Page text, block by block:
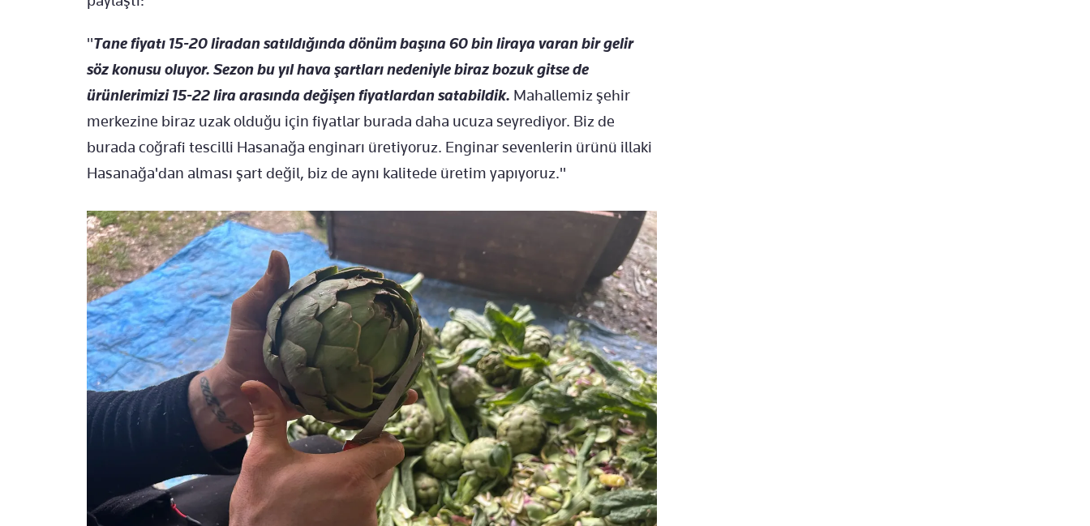
"Tane fiyatı 15-20 liradan satıldığında dönüm başına 60 bin liraya varan bir gelir
söz konusu oluyor. Sezon bu yıl hava şartları nedeniyle biraz bozuk gitse de
ürünlerimizi 15-22 lira arasında değişen fiyatlardan satabildik. Mahallemiz şehir
merkezine biraz uzak olduğu için fiyatlar burada daha ucuza seyrediyor. Biz de
burada coğrafi tescilli Hasanağa enginarı üretiyoruz. Enginar sevenlerin ürünü illaki
Hasanağa'dan alması şart değil, biz de aynı kalitede üretim yapıyoruz."